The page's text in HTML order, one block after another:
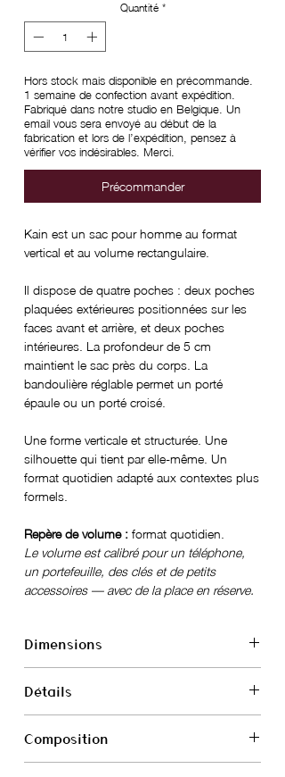
Quantité *
Hors stock mais disponible en précommande.
1 semaine de confection avant expédition.
Fabriqué dans notre studio en Belgique. Un
email vous sera envoyé au début de la
fabrication et lors de l’expédition, pensez à
vérifier vos indésirables. Merci.
Précommander
Kain est un sac pour homme au format
vertical et au volume rectangulaire.
Il dispose de quatre poches : deux poches
plaquées extérieures positionnées sur les
faces avant et arrière, et deux poches
intérieures. La profondeur de 5 cm
maintient le sac près du corps. La
bandoulière réglable permet un porté
épaule ou un porté croisé.
Une forme verticale et structurée. Une
silhouette qui tient par elle-même. Un
format quotidien adapté aux contextes plus
formels.
Repère de volume : format quotidien.
Le volume est calibré pour un téléphone,
un portefeuille, des clés et de petits
accessoires — avec de la place en réserve.
Dimensions
Longueur : 16 cm
Profondeur : 5 cm
Détails
cm
Extérieur : 2 poches plaquées
Composition